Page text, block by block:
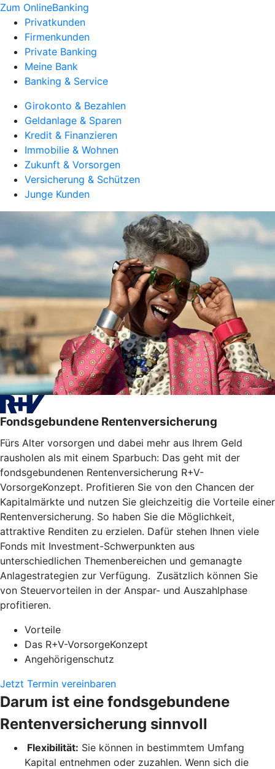
Zum OnlineBanking
Privatkunden
Firmenkunden
Private Banking
Meine Bank
Banking & Service
Girokonto & Bezahlen
Geldanlage & Sparen
Kredit & Finanzieren
Immobilie & Wohnen
Zukunft & Vorsorgen
Versicherung & Schützen
Junge Kunden
Fondsgebundene Rentenversicherung
Fürs Alter vorsorgen und dabei mehr aus Ihrem Geld
rausholen als mit einem Sparbuch: Das geht mit der
fondsgebundenen Rentenversicherung R+V-
VorsorgeKonzept. Profitieren Sie von den Chancen der
Kapitalmärkte und nutzen Sie gleichzeitig die Vorteile einer
Rentenversicherung. So haben Sie die Möglichkeit,
attraktive Renditen zu erzielen. Dafür stehen Ihnen viele
Fonds mit Investment-Schwerpunkten aus
unterschiedlichen Themenbereichen und gemanagte
Anlagestrategien zur Verfügung. Zusätzlich können Sie
von Steuervorteilen in der Anspar- und Auszahlphase
profitieren.
Vorteile
Das R+V-VorsorgeKonzept
Angehörigenschutz
Jetzt Termin vereinbaren
Darum ist eine fondsgebundene
Rentenversicherung sinnvoll
Flexibilität: Sie können in bestimmtem Umfang
Kapital entnehmen oder zuzahlen. Wenn sich die